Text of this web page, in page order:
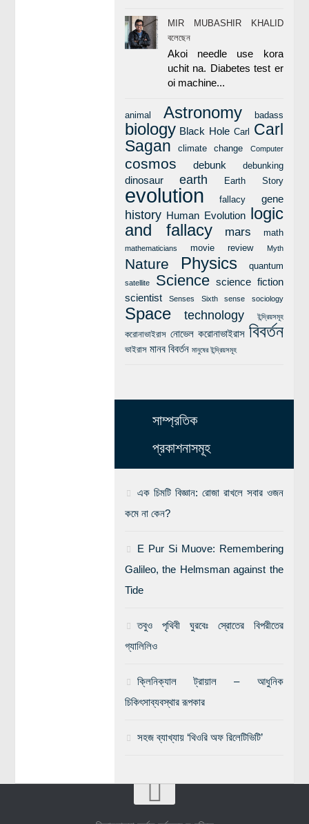
MIR MUBASHIR KHALID
বলেছেন
Akoi needle use kora
uchit na. Diabetes test er
oi machine...
animal Astronomy badass
biology Black Hole Carl
Carl
Sagan
climate change Computer
cosmos debunk debunking
dinosaur earth Earth Story
evolution fallacy gene
history Human Evolution
logic
and fallacy
mars math
mathematicians movie review Myth
Nature Physics quantum
satellite Science science fiction
scientist
Senses Sixth sense sociology
Space technology ইন্দ্রিয়সমূহ
করোনাভাইরাস নোভেল করোনাভাইরাস বিবর্তন
ভাইরাস মানব বিবর্তন মানুষের ইন্দ্রিয়সমূহ
সাম্প্রতিক
প্রকাশনাসমূহ
এক চিমটি বিজ্ঞান: রোজা রাখলে সবার ওজন
কমে না কেন?
E Pur Si Muove: Remembering
Galileo, the Helmsman against the
Tide
তবুও পৃথিবী ঘুরবেঃ স্রোতের বিপরীতের
গ্যালিলিও
ক্লিনিক্যাল ট্রায়াল – আধুনিক
চিকিৎসাব্যবস্থার রূপকার
সহজ ব্যাখ্যায় ‘থিওরি অফ রিলেটিভিটি’